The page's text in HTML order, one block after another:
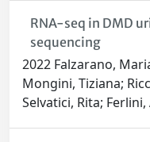
RNA-seq in DMD
sequencing
2022 Falzarano,
Mongini, Tiziana;
Selvatici, Rita;